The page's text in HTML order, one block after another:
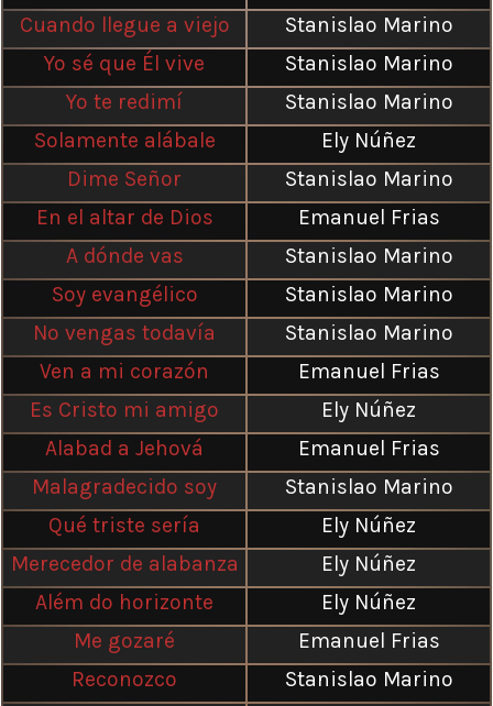
Cuando llegue a viejo
Stanislao Marino
Yo sé que Él vive
Stanislao Marino
Yo te redimí
Stanislao Marino
Solamente alábale
Ely Núñez
Dime Señor
Stanislao Marino
En el altar de Dios
Emanuel Frias
A dónde vas
Stanislao Marino
Soy evangélico
Stanislao Marino
No vengas todavía
Stanislao Marino
Ven a mi corazón
Emanuel Frias
Es Cristo mi amigo
Ely Núñez
Alabad a Jehová
Emanuel Frias
Malagradecido soy
Stanislao Marino
Qué triste sería
Ely Núñez
Merecedor de alabanza
Ely Núñez
Além do horizonte
Ely Núñez
Me gozaré
Emanuel Frias
Reconozco
Stanislao Marino